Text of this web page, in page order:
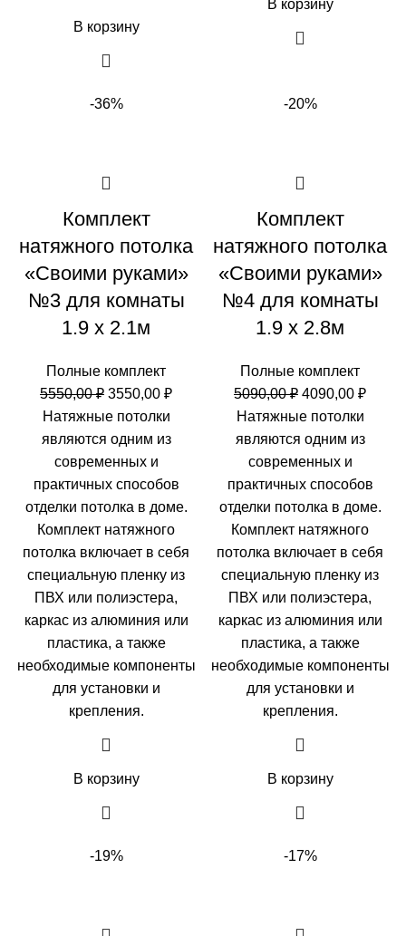
В корзину
В корзину
-36%
Комплект
натяжного потолка
«Своими руками»
№3 для комнаты
1.9 х 2.1м
Полные комплект
5550,00₽ Первоначальная
цена
составляла
5550,00 ₽.
3550,00 ₽Текущая
3550,00 ₽.
Натяжные потолки
являются одним из
современных и
практичных способов
отделки потолка в доме.
Комплект натяжного
потолка включает в себя
специальную пленку из
ПВХ или полиэстера,
каркас из алюминия или
пластика, а также
необходимые компоненты
для установки и
крепления.
В корзину
-20%
Комплект
натяжного потолка
«Своими руками»
№4 для комнаты
1.9 х 2.8м
Полные комплект
5090,00₽
цена
составляла
5090,00 ₽.
4090,00 ₽
Натяжные потолки
являются одним из
современных и
практичных способов
отделки потолка в доме.
Комплект натяжного
потолка включает в себя
специальную пленку из
ПВХ или полиэстера,
каркас из алюминия или
пластика, а также
необходимые компоненты
для установки и
крепления.
В корзину
-19% -17%